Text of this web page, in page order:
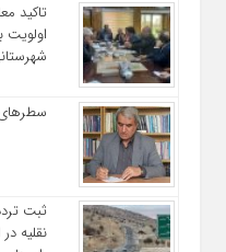
تاکید
ثبت
نقلیه